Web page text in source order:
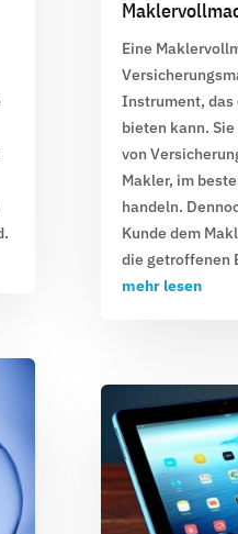
Eine
Instrument, das
bieten kann.
von
Makler, im
handeln.
Kunde dem
die getroffenen
mehr lesen